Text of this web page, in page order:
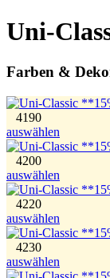
Uni-
Farben &
4190
auswählen
4200
auswählen
4220
auswählen
4230
auswählen